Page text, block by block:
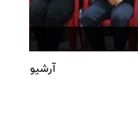
آرشیو